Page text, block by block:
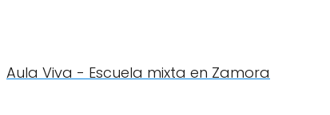
Aula Viva - Escuela mixta en Zamora